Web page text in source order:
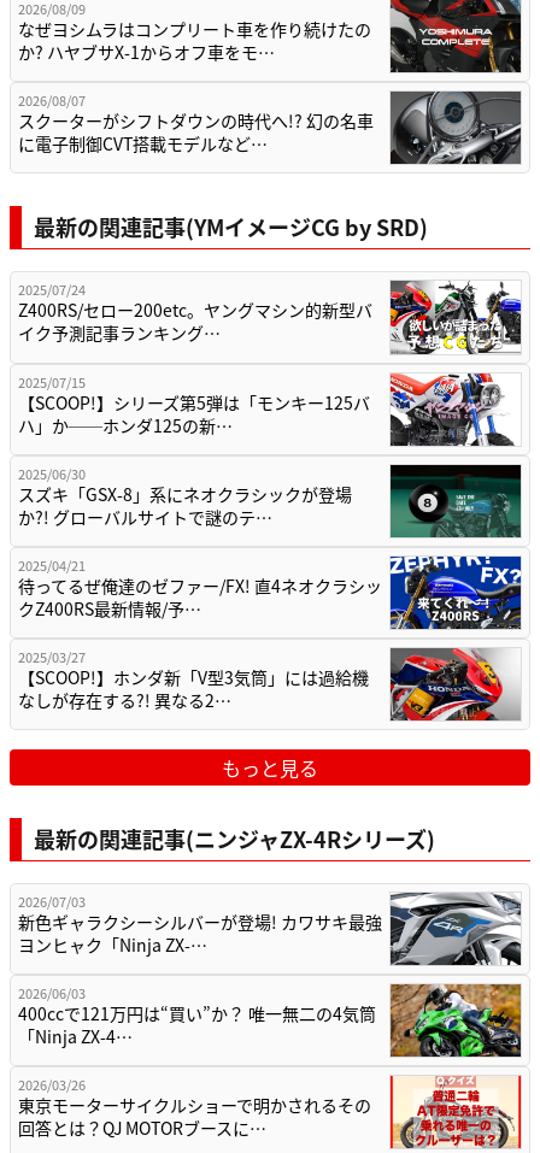
2026/08/09
なぜヨシムラはコンプリート車を作り続けたの
か? ハヤブサX-1からオフ車をモ…
2026/08/07
スクーターがシフトダウンの時代へ!? 幻の名車
に電子制御CVT搭載モデルなど…
最新の関連記事(YMイメージCG by SRD)
2025/07/24
Z400RS/セロー200etc。ヤングマシン的新型バ
イク予測記事ランキング…
2025/07/15
【SCOOP!】シリーズ第5弾は「モンキー125バ
ハ」か──ホンダ125の新…
2025/06/30
スズキ「GSX-8」系にネオクラシックが登場
か?! グローバルサイトで謎のテ…
2025/04/21
待ってるぜ俺達のゼファー/FX! 直4ネオクラシッ
クZ400RS最新情報/予…
2025/03/27
【SCOOP!】ホンダ新「V型3気筒」には過給機
なしが存在する?! 異なる2…
もっと見る
最新の関連記事(ニンジャZX-4Rシリーズ)
2026/07/03
新色ギャラクシーシルバーが登場! カワサキ最強
ヨンヒャク「Ninja ZX-…
2026/06/03
400ccで121万円は“買い”か？ 唯一無二の4気筒
「Ninja ZX-4…
2026/03/26
東京モーターサイクルショーで明かされるその
回答とは？QJ MOTORブースに…